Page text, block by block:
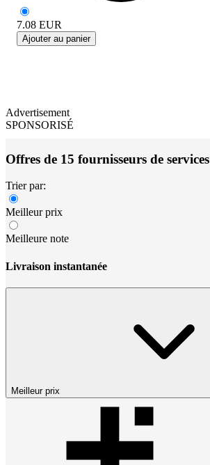
7.08 EUR
Ajouter au panier
Advertisement
SPONSORISÉ
Offres de 15 fournisseurs de services
Trier par:
Meilleur prix
Meilleure note
Livraison instantanée
Meilleur prix